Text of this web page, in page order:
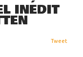
INÉDIT
Tweet